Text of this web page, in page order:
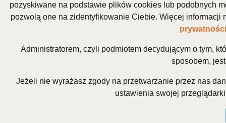
pozyskiwane na podstawie plików cookies lub podobnych
pozwolą one na zidentyfikowanie Ciebie. Więcej
prywatności
Administratorem, czyli podmiotem decydującym o tym,
sposobem,
Jeżeli nie wyrażasz zgody na przetwarzanie przez nas
ustawienia swojej